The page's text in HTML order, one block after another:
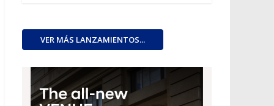
VER MÁS LANZAMIENTOS...